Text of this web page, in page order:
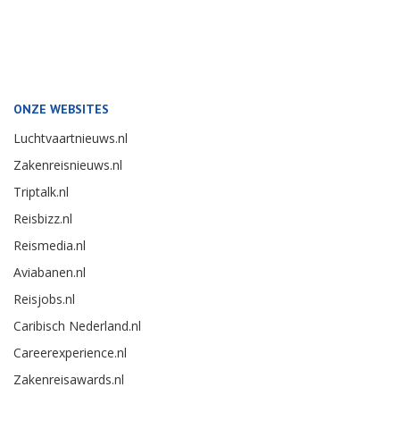
ONZE WEBSITES
Luchtvaartnieuws.nl
Zakenreisnieuws.nl
Triptalk.nl
Reisbizz.nl
Reismedia.nl
Aviabanen.nl
Reisjobs.nl
Caribisch Nederland.nl
Careerexperience.nl
Zakenreisawards.nl